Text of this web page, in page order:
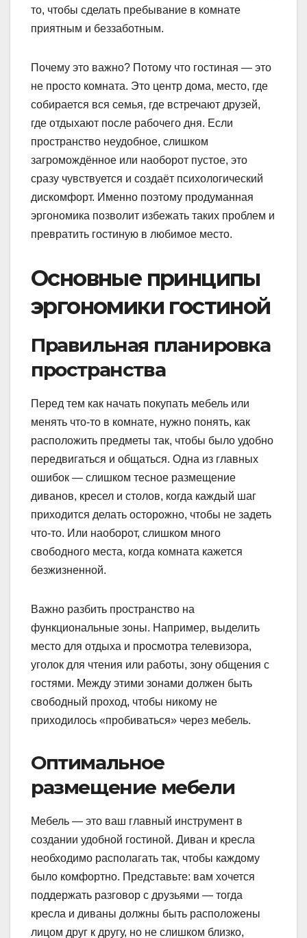
то, чтобы сделать пребывание в комнате
приятным и беззаботным.
Почему это важно? Потому что гостиная — это
не просто комната. Это центр дома, место, где
собирается вся семья, где встречают друзей,
где отдыхают после рабочего дня. Если
пространство неудобное, слишком
загромождённое или наоборот пустое, это
сразу чувствуется и создаёт психологический
дискомфорт. Именно поэтому продуманная
эргономика позволит избежать таких проблем и
превратить гостиную в любимое место.
Основные принципы
эргономики гостиной
Правильная планировка
пространства
Перед тем как начать покупать мебель или
менять что-то в комнате, нужно понять, как
расположить предметы так, чтобы было удобно
передвигаться и общаться. Одна из главных
ошибок — слишком тесное размещение
диванов, кресел и столов, когда каждый шаг
приходится делать осторожно, чтобы не задеть
что-то. Или наоборот, слишком много
свободного места, когда комната кажется
безжизненной.
Важно разбить пространство на
функциональные зоны. Например, выделить
место для отдыха и просмотра телевизора,
уголок для чтения или работы, зону общения с
гостями. Между этими зонами должен быть
свободный проход, чтобы никому не
приходилось «пробиваться» через мебель.
Оптимальное
размещение мебели
Мебель — это ваш главный инструмент в
создании удобной гостиной. Диван и кресла
необходимо располагать так, чтобы каждому
было комфортно. Представьте: вам хочется
поддержать разговор с друзьями — тогда
кресла и диваны должны быть расположены
лицом друг к другу, но не слишком близко,